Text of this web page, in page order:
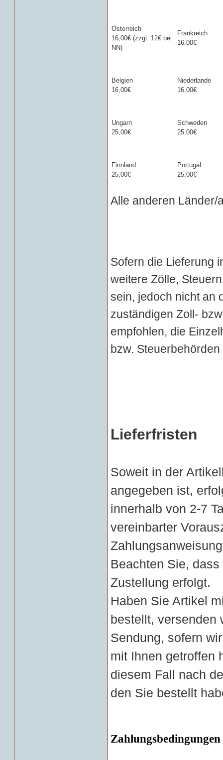
Österreich
16,00€ (zzgl. 12€ bei
NN)
Frankreich
16,00€
Belgien
16,00€
Niederlande
16,00€
Ungarn
25,00€
Schweden
25,00€
Finnland
25,00€
Portugal
25,00€
Alle anderen Länder/
Sofern die Lieferung
weitere Zölle,
sein, jedoch nicht an
zuständigen Zoll-
empfohlen, die
bzw.
Lieferfristen
Soweit in der
angegeben ist,
innerhalb von 2-7
vereinbarter
Beachten Sie,
Zustellung erfolgt.
Haben Sie Artikel
bestellt, versenden
Sendung, sofern
mit Ihnen getroffen
diesem Fall nach
den Sie bestellt
Zahlungsbedingungen